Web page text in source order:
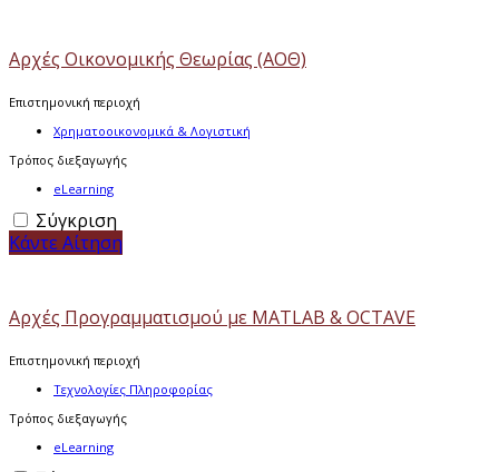
Αρχές Οικονομικής Θεωρίας (ΑΟΘ)
Επιστημονική περιοχή
Χρηματοοικονομικά & Λογιστική
Τρόπος διεξαγωγής
eLearning
Σύγκριση
Κάντε Αίτηση
Αρχές Προγραμματισμού με MATLAB & OCTAVE
Επιστημονική περιοχή
Τεχνολογίες Πληροφορίας
Τρόπος διεξαγωγής
eLearning